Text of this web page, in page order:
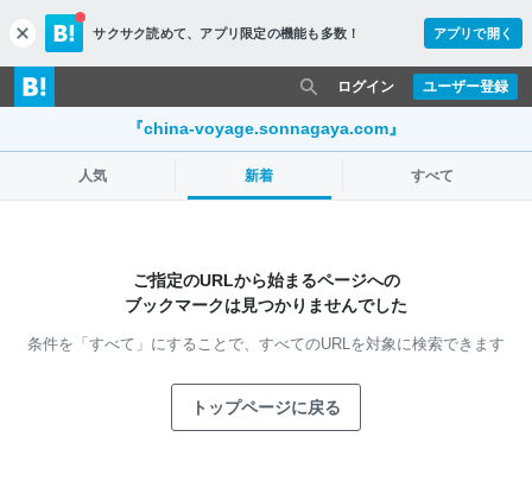
c
l
o
s
サクサク読めて、 アプリ限定の機能も多数！ アプリで開く
ユーザー登録
ログイン
『china-voyage.sonnagaya.com』
人気 新着 すべて
ご指定のURLから始まるページへの
ブックマークは見つかりませんでした
条件を「すべて」にすることで、 すべてのURLを対象に検索できます
トップページに戻る